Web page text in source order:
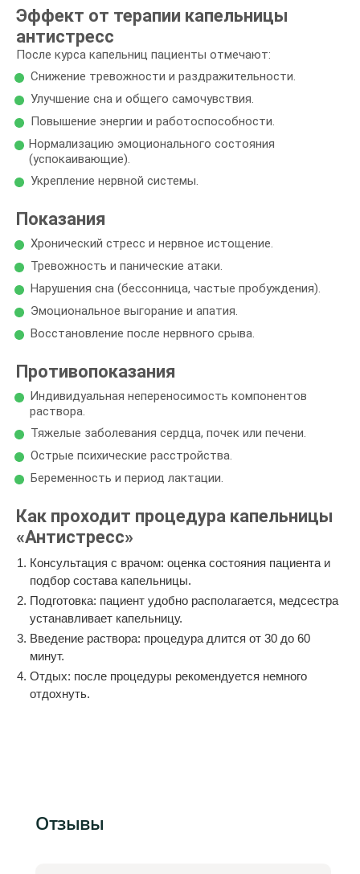
Эффект от терапии капельницы
антистресс
После курса капельниц пациенты отмечают:
Снижение тревожности и раздражительности.
Улучшение сна и общего самочувствия.
Повышение энергии и работоспособности.
Нормализацию эмоционального состояния
(успокаивающие).
Укрепление нервной системы.
Показания
Хронический стресс и нервное истощение.
Тревожность и панические атаки.
Нарушения сна (бессонница, частые пробуждения).
Эмоциональное выгорание и апатия.
Восстановление после нервного срыва.
Противопоказания
Индивидуальная непереносимость компонентов
раствора.
Тяжелые заболевания сердца, почек или печени.
Острые психические расстройства.
Беременность и период лактации.
Как проходит процедура капельницы
«Антистресс»
Консультация с врачом: оценка состояния пациента и
подбор состава капельницы.
Подготовка: пациент удобно располагается, медсестра
устанавливает капельницу.
Введение раствора: процедура длится от 30 до 60
минут.
Отдых: после процедуры рекомендуется немного
отдохнуть.
Отзывы